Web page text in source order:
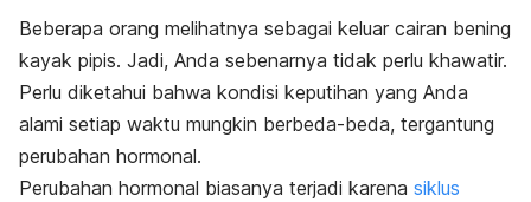
Beberapa orang melihatnya sebagai keluar cairan bening
kayak pipis. Jadi, Anda sebenarnya tidak perlu khawatir.
Perlu diketahui bahwa kondisi keputihan yang Anda
alami setiap waktu mungkin berbeda-beda, tergantung
perubahan hormonal.
Perubahan hormonal biasanya terjadi karena siklus